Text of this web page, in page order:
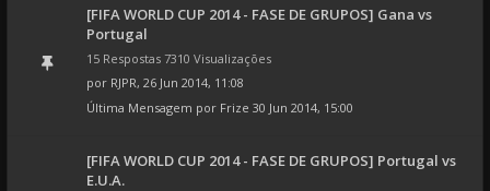
[FIFA WORLD CUP 2014 - FASE DE GRUPOS] Gana vs
Portugal
15 Respostas 7310 Visualizações
por RJPR, 26 Jun 2014, 11:08
Última Mensagem por Frize 30 Jun 2014, 15:00
[FIFA WORLD CUP 2014 - FASE DE GRUPOS] Portugal vs
E.U.A.